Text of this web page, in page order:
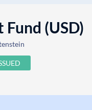
(USD)